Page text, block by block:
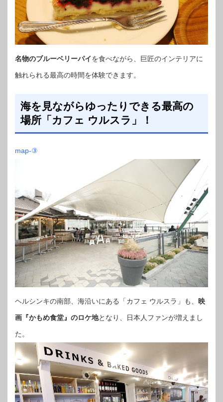
名物のブルーベリーパイを食べながら、巨匠のインテリアに
触れられる最高の時間を体験できます。
海を見ながらゆったりできる最高の
場所「カフェ ウルスラ」！
map-③
ヘルシンキの南部、海沿いにある「カフェ ウルスラ」も、 映
画『かもめ食堂』のロケ地となり、日本人ファンが増えまし
た。